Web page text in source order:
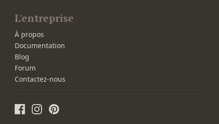
L'entreprise
À propos
Documentation
Blog
Forum
Contactez-nous